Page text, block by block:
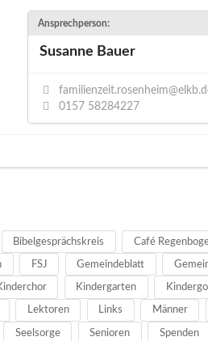
Ansprechperson:
Susanne Bauer
0157 58284227
Bibelgesprächskreis Café
FSJ Gemeindeblatt
Kindergarten
Lektoren Links Männer
Seelsorge Senioren Spenden